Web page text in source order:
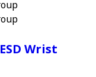
ESD Wrist